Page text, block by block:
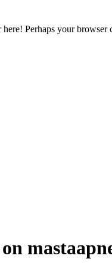
here! Perhaps your